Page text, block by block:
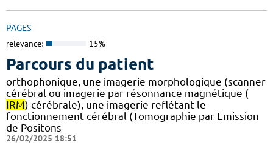
PAGES
relevance: 15%
Parcours du patient
orthophonique, une imagerie morphologique (scanner
cérébral ou imagerie par résonnance magnétique (
IRM) cérébrale), une imagerie reflétant le
fonctionnement cérébral (Tomographie par Emission
de Positons
26/02/2025 18:51